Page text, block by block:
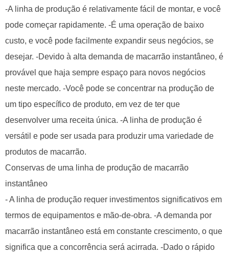
-A linha de produção é relativamente fácil de montar, e você
pode começar rapidamente. -É uma operação de baixo
custo, e você pode facilmente expandir seus negócios, se
desejar. -Devido à alta demanda de macarrão instantâneo, é
provável que haja sempre espaço para novos negócios
neste mercado. -Você pode se concentrar na produção de
um tipo específico de produto, em vez de ter que
desenvolver uma receita única. -A linha de produção é
versátil e pode ser usada para produzir uma variedade de
produtos de macarrão.
Conservas de uma linha de produção de macarrão
instantâneo
- A linha de produção requer investimentos significativos em
termos de equipamentos e mão-de-obra. -A demanda por
macarrão instantâneo está em constante crescimento, o que
significa que a concorrência será acirrada. -Dado o rápido